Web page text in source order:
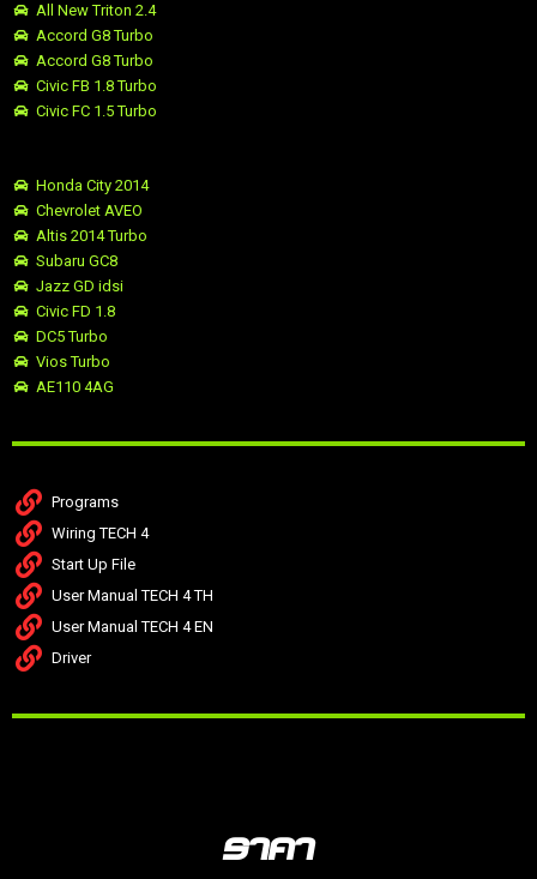
All New Triton 2.4
Accord G8 Turbo
Accord G8 Turbo
Civic FB 1.8 Turbo
Civic FC 1.5 Turbo
Honda City 2014
Chevrolet AVEO
Altis 2014 Turbo
Subaru GC8
Jazz GD idsi
Civic FD 1.8
DC5 Turbo
Vios Turbo
AE110 4AG
Programs
Wiring TECH 4
Start Up File
User Manual TECH 4 TH
User Manual TECH 4 EN
Driver
ราคา